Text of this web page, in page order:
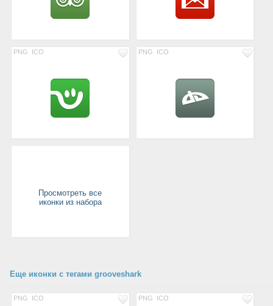
PNG ICO PNG ICO
Просмотреть все
иконки из набора
Еще иконки с тегами grooveshark
PNG ICO PNG ICO